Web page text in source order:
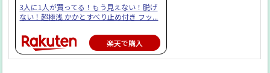
3人に1人が買ってる！もう見えない！脱げ
ない！超極浅 かかとすべり止め付き フッ...
楽天で購入